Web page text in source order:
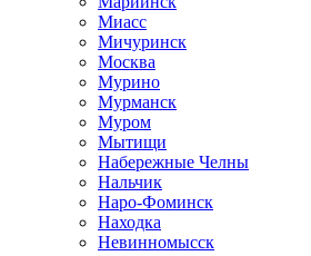
Миасс
Мичуринск
Москва
Мурино
Мурманск
Муром
Мытищи
Набережные Челны
Нальчик
Наро-Фоминск
Находка
Невинномысск